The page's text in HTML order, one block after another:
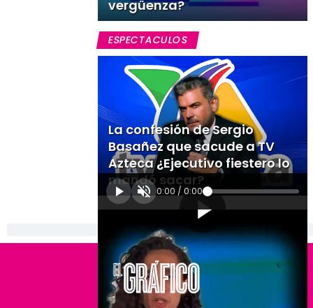
vergüenza?
ESPECTACULOS
La confesión de Sergio
Basañez que sacude a TV
Azteca ¿Ejecutivo fiestero lo
mandó sacar?
0:00 / 0:00
[Publicidad]